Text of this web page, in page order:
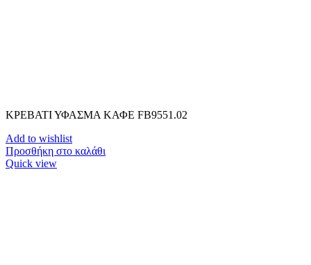
ΚΡΕΒΑΤΙ ΥΦΑΣΜΑ ΚΑΦΕ FB9551.02
Add to wishlist
Προσθήκη στο καλάθι
Quick view